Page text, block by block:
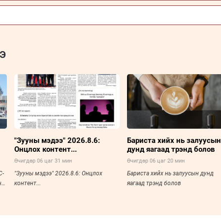
"Зууны мэдээ" 2026.8.6:
Онцлох контент...
Өчигдөр 06 цаг 31 мин
"Зууны мэдээ" 2026.8.6: Онцлох
контент...
Бариста хийх нь залуусын
дунд яагаад трэнд болов
Өчигдөр 06 цаг 20 мин
Бариста хийх нь залуусын дунд
яагаад трэнд болов